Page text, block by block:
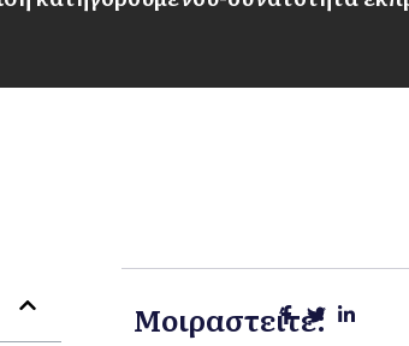
Μοιραστείτε: